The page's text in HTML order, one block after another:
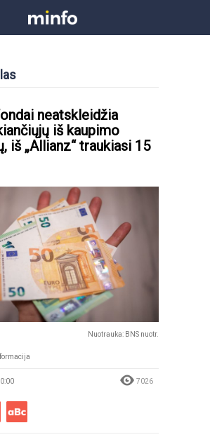
neatskleidžia
iš kaupimo
iš „Allianz“ traukiasi 15
Nuotrauka: BNS nuotr.
7026